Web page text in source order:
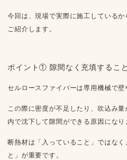
今回は、現場で実際に施工している
ご紹介します。
ポイント① 隙間なく充填するこ
セルロースファイバーは専用機械で壁
この際に密度が不足したり、吹込み
内で沈下して隙間ができる原因になり
断熱材は「入っていること」ではな
と」が重要です。